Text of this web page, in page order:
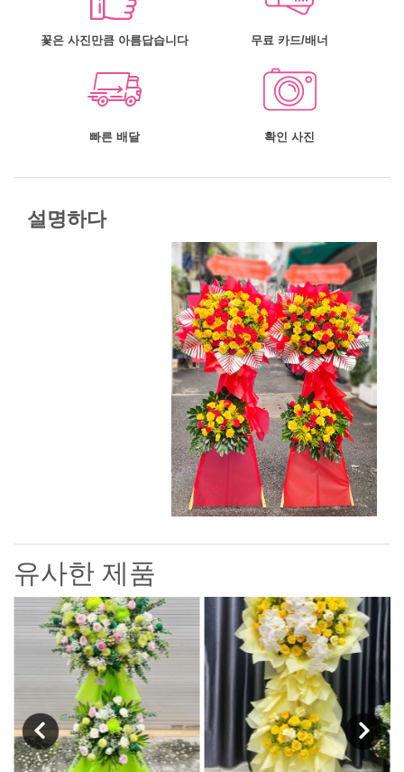
꽃은 사진만큼 아름답습니다 무료 카드/배너
빠른 배달 확인 사진
설명하다
유사한 제품